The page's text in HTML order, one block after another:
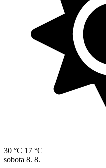
30 °C 17 °C
sobota 8. 8.